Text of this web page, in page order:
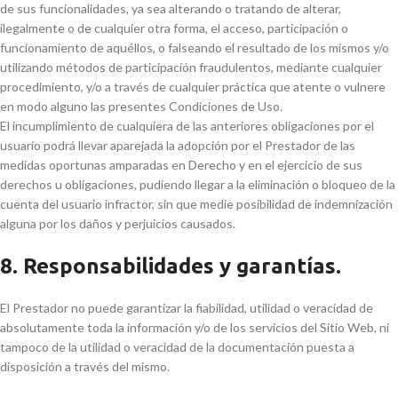
de sus funcionalidades, ya sea alterando o tratando de alterar,
ilegalmente o de cualquier otra forma, el acceso, participación o
funcionamiento de aquéllos, o falseando el resultado de los mismos y/o
utilizando métodos de participación fraudulentos, mediante cualquier
procedimiento, y/o a través de cualquier práctica que atente o vulnere
en modo alguno las presentes Condiciones de Uso.
El incumplimiento de cualquiera de las anteriores obligaciones por el
usuario podrá llevar aparejada la adopción por el Prestador de las
medidas oportunas amparadas en Derecho y en el ejercicio de sus
derechos u obligaciones, pudiendo llegar a la eliminación o bloqueo de la
cuenta del usuario infractor, sin que medie posibilidad de indemnización
alguna por los daños y perjuicios causados.
8. Responsabilidades y garantías.
El Prestador no puede garantizar la fiabilidad, utilidad o veracidad de
absolutamente toda la información y/o de los servicios del Sitio Web, ni
tampoco de la utilidad o veracidad de la documentación puesta a
disposición a través del mismo.